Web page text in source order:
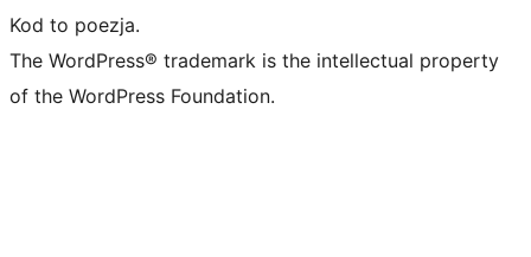
Kod to poezja.
The WordPress® trademark is the intellectual property
of the WordPress Foundation.